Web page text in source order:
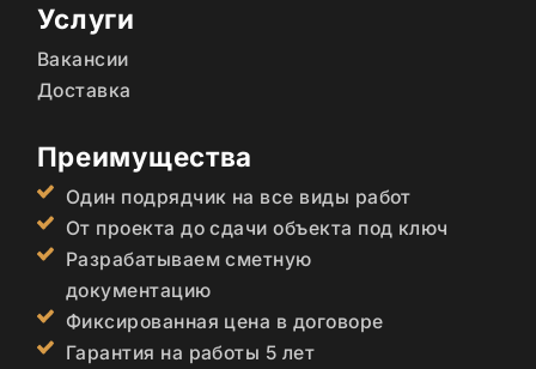
Услуги
Вакансии
Доставка
Преимущества
Один подрядчик на все виды работ
От проекта до сдачи объекта под ключ
Разрабатываем сметную
документацию
Фиксированная цена в договоре
Гарантия на работы 5 лет